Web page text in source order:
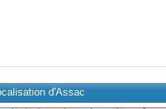
d'Assac